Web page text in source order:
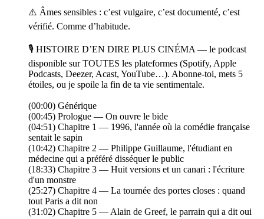
⚠️ Âmes sensibles : c’est vulgaire, c’est documenté, c’est
vérifié. Comme d’habitude.
🎙️ HISTOIRE D’EN DIRE PLUS CINÉMA — le podcast
disponible sur TOUTES les plateformes (Spotify, Apple
Podcasts, Deezer, Acast, YouTube…). Abonne-toi, mets 5
étoiles, ou je spoile la fin de ta vie sentimentale.
(00:00) Générique
(00:45) Prologue — On ouvre le bide
(04:51) Chapitre 1 — 1996, l'année où la comédie française
sentait le sapin
(10:42) Chapitre 2 — Philippe Guillaume, l'étudiant en
médecine qui a préféré disséquer le public
(18:33) Chapitre 3 — Huit versions et un canari : l'écriture
d'un monstre
(25:27) Chapitre 4 — La tournée des portes closes : quand
tout Paris a dit non
(31:02) Chapitre 5 — Alain de Greef, le parrain qui a dit oui